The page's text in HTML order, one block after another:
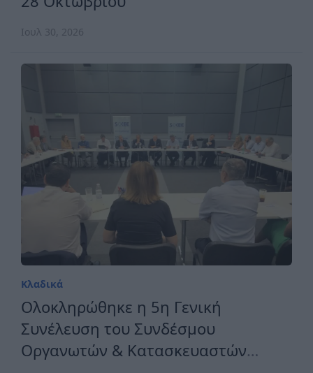
Ιουλ 30, 2026
Κλαδικά
Ολοκληρώθηκε η 5η Γενική
Συνέλευση του Συνδέσμου
Οργανωτών & Κατασκευαστών